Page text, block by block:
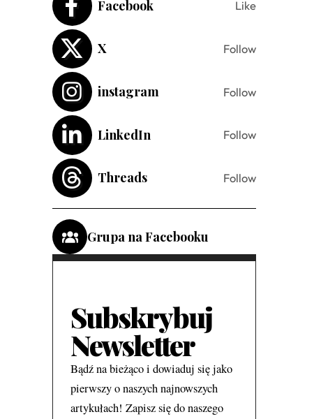
Facebook
Like
X Follow
instagram Follow
LinkedIn Follow
Threads Follow
Grupa na Facebooku
Subskrybuj
Newsletter
Bądź na bieżąco i dowiaduj się jako
pierwszy o naszych najnowszych
artykułach! Zapisz się do naszego